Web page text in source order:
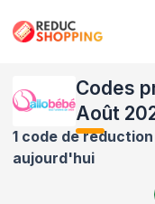
Codes
Août
1 code de
aujourd'hui